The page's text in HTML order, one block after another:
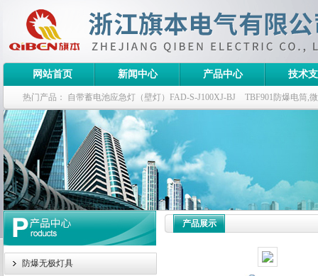
网站首页 新闻中心 产品中心 技术
热门产品： 自带蓄电池应急灯（壁灯）FAD-S-J100XJ-BJ TBF901防爆电筒,
栏式无极灯 G9960-W120W长寿无极工厂灯,三防无极灯
防爆泛光灯
防爆无极灯具
产品展示